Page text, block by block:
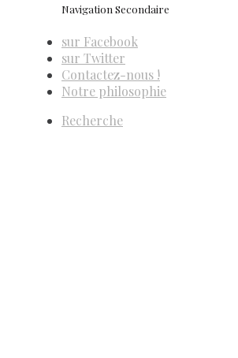
Navigation Secondaire
sur Facebook
sur Twitter
Contactez-nous !
Notre philosophie
Recherche